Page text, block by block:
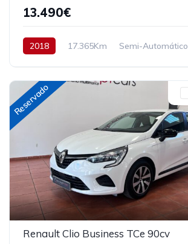
13.490€
2018 17.365Km Semi-Automático
Reservado
Renault Clio Business TCe 90cv